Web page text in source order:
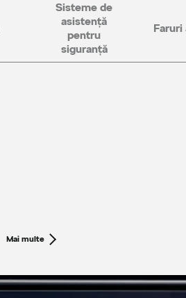
Sisteme de
asistență
pentru
siguranță
Faruri
Mai multe